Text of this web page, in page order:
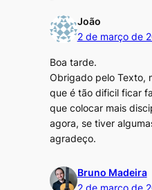
João
2 de março de
Boa tarde.
Obrigado pelo Texto,
que é tão dificil ficar
que colocar mais
agora, se tiver
agradeço.
Bruno Madeira